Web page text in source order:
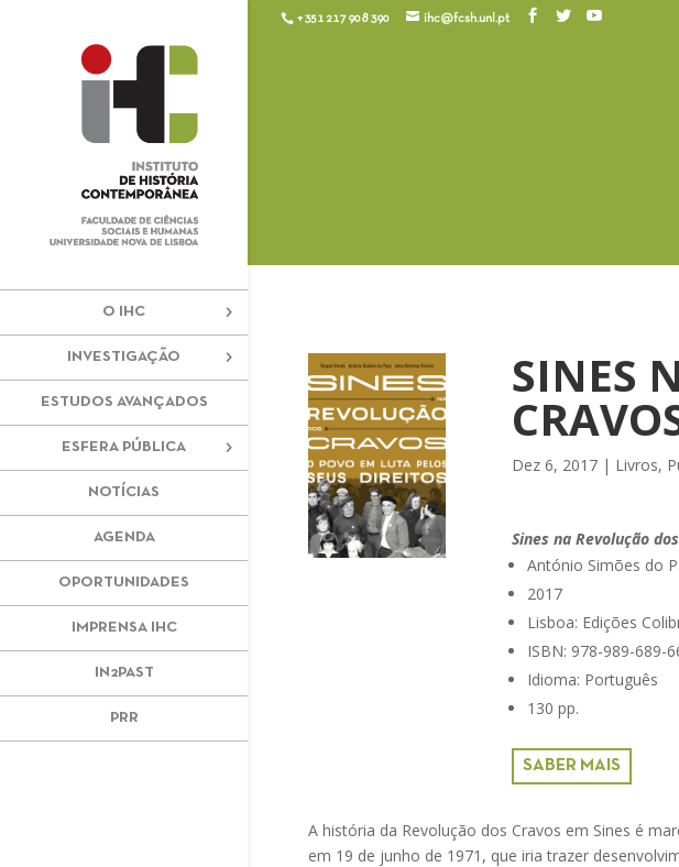
+351 217 908 390 ihc@fcsh.unl.pt
O IHC
INVESTIGAÇÃO
ESTUDOS AVANÇADOS
ESFERA PÚBLICA
NOTÍCIAS
AGENDA
OPORTUNIDADES
IMPRENSA IHC
IN2PAST
PRR
SINES
Dez 6, 2017| Livros,
Sines na Revolução
António Simões do
2017
Lisboa: Edições
ISBN: 978-989-689-
Idioma: Português
130 pp.
SABER MAIS
A história da Revolução dos Cravos em Sines é
em 19 de junho de 1971, que iria trazer